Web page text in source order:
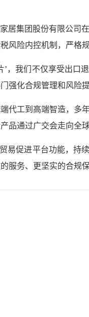
居集团股份有限公司
风险内控机制，严
’，我们不仅享受出口
强化合规管理和风险
代工到高端智造，多
品通过广交会走向全
易促进平台功能，持
服务、更坚实的合规